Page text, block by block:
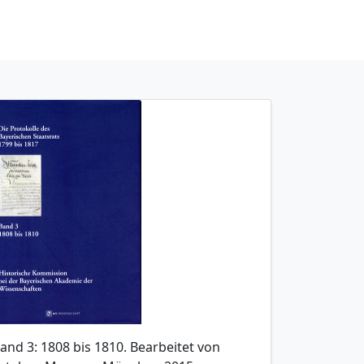
3: 1808 bis 1810. Bearbeitet von